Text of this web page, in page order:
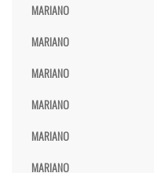
MARIANO
MARIANO
MARIANO
MARIANO
MARIANO
MARIANO